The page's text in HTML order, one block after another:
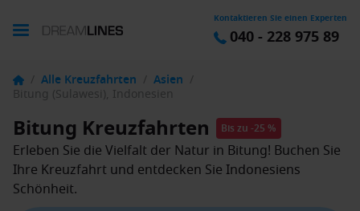
Kontaktieren Sie einen Experten
040 - 228 975 89
/ Alle Kreuzfahrten / Asien /
Bitung (Sulawesi), Indonesien
Bitung Kreuzfahrten Bis zu -25 %
Erleben Sie die Vielfalt der Natur in Bitung! Buchen Sie
Ihre Kreuzfahrt und entdecken Sie Indonesiens
Schönheit.